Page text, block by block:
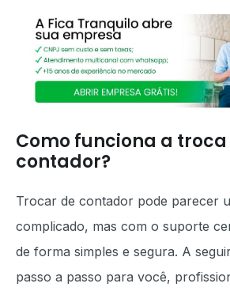
Como funciona a troca
contador?
Trocar de contador pode parecer
complicado, mas com o suporte
de forma simples e segura. A
passo a passo para você,